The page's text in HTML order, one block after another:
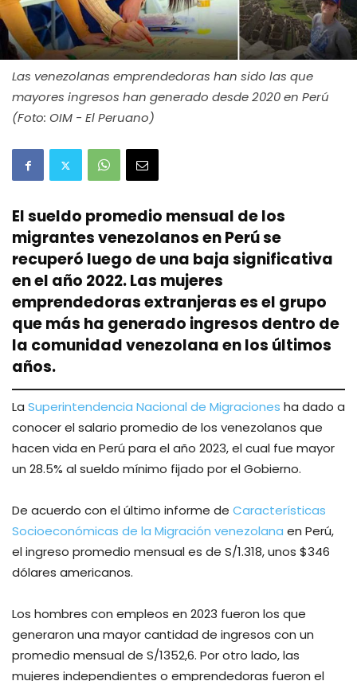
Las venezolanas emprendedoras han sido las que
mayores ingresos han generado desde 2020 en Perú
(Foto: OIM - El Peruano)
El sueldo promedio mensual de los
migrantes venezolanos en Perú se
recuperó luego de una baja significativa
en el año 2022. Las mujeres
emprendedoras extranjeras es el grupo
que más ha generado ingresos dentro de
la comunidad venezolana en los últimos
años.
La Superintendencia Nacional de Migraciones ha dado a
conocer el salario promedio de los venezolanos que
hacen vida en Perú para el año 2023, el cual fue mayor
un 28.5% al sueldo mínimo fijado por el Gobierno.
De acuerdo con el último informe de Características
Socioeconómicas de la Migración venezolana en Perú,
el ingreso promedio mensual es de S/1.318, unos $346
dólares americanos.
Los hombres con empleos en 2023 fueron los que
generaron una mayor cantidad de ingresos con un
promedio mensual de S/1352,6. Por otro lado, las
mujeres independientes o emprendedoras fueron el